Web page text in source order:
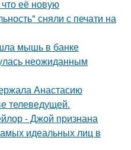
её новую
сняли с печати на
мышь в банке
неожиданным
Анастасию
телеведущей.
- Джой признана
идеальных лиц в